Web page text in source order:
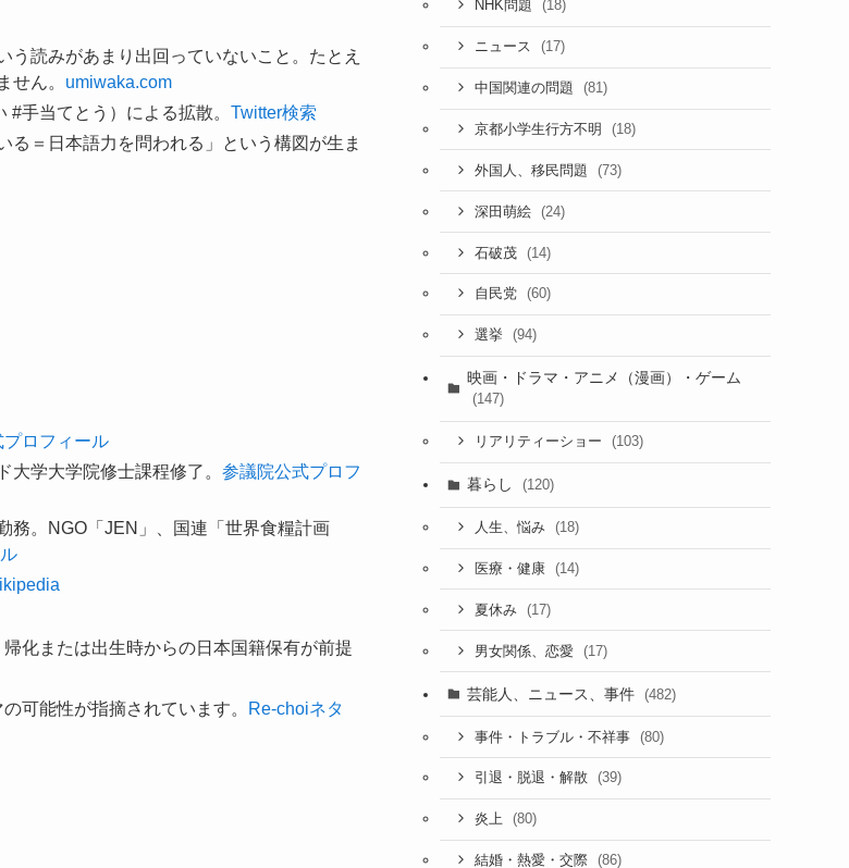
う読みがあまり出回っていないこと。たとえ
せん。 umiwaka.com
#手当てとう）による拡散。 Twitter検索
る＝日本語力を問われる」という構図が生ま
ロフィール
学大学院修士課程修了。 参議院公式プロフ
務。NGO「JEN」、国連「世界食糧計画
化または出生時からの日本国籍保有が前提
可能性が指摘されています。
Re-choiネタ
NHK問題 (18)
ニュース (17)
中国関連の問題 (81)
京都小学生行方不明 (18)
外国人、移民問題 (73)
深田萌絵 (24)
石破茂 (14)
自民党 (60)
選挙 (94)
映画・ドラマ・アニメ（漫画）・ゲーム
(147)
リアリティーショー (103)
暮らし (120)
人生、悩み (18)
医療・健康 (14)
夏休み (17)
男女関係、恋愛 (17)
芸能人、ニュース、事件 (482)
事件・トラブル・不祥事 (80)
引退・脱退・解散 (39)
炎上 (80)
結婚・熱愛・交際 (86)